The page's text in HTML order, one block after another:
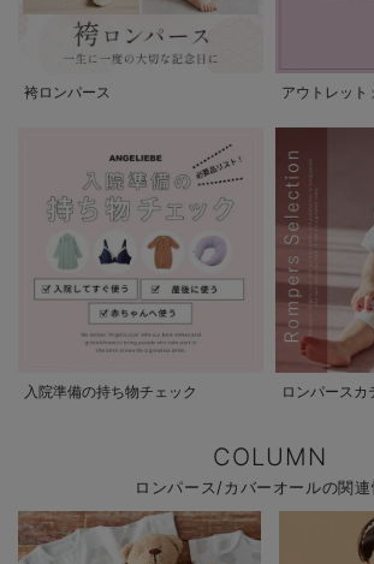
袴ロンパース アウトレット
入院準備の持ち物チェック ロンパースカ
COLUMN
ロンパース/カバーオールの関連